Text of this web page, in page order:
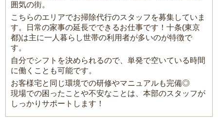
囲気の街。
こちらのエリアでお掃除代行のスタッフを募集していま
す。日常の家事の延長でできるお仕事です！十条(東京
都)は主に一人暮らし世帯の利用者が多いのが特徴で
す。
自分でシフトを決められるので、単発で空いている時間
に働くことも可能です。
お客様宅と同じ環境での研修やマニュアルも完備◎
現場での困ったことや不安なことは、本部のスタッフが
しっかりサポートします！